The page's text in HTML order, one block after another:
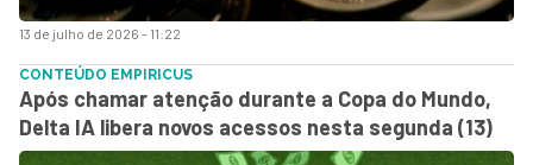
13 de julho de 2026 - 11:22
CONTEÚDO EMPIRICUS
Após chamar atenção durante a Copa do Mundo,
Delta IA libera novos acessos nesta segunda (13)